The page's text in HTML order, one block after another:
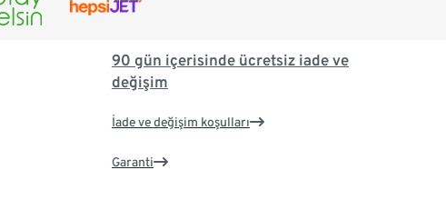
90 gün içerisinde ücretsiz iade ve
değişim
İade ve değişim koşulları
Garanti